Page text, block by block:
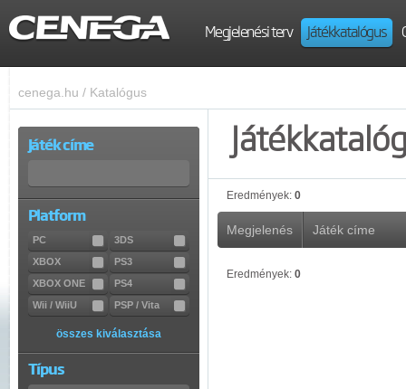
Megjelenési terv Játékkatalógus
cenega.hu / Katalógus
Játék címe
Platform
PC
3DS
XBOX
PS3
XBOX ONE
PS4
Wii / WiiU
PSP / Vita
összes kiválasztása
Típus
Eredmények: 0
Megjelenés Játék címe
Eredmények: 0